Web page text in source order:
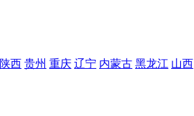
陕西 贵州 重庆 辽宁 内蒙古 黑龙江 山西